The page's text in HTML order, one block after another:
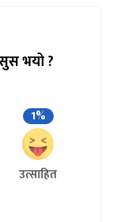
भयो ?
1%
उत्साहित